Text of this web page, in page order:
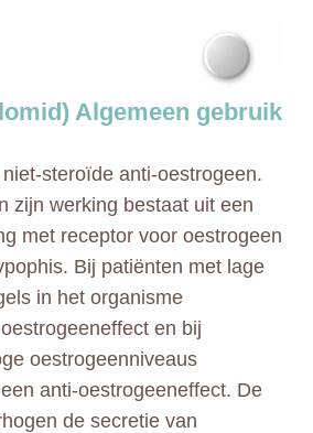
Algemeen gebruik
steroïde anti-oestrogeen.
zijn werking bestaat uit een
met receptor voor oestrogeen
Bij patiënten met lage
in het organisme
en bij
oestrogeenniveaus
anti-oestrogeeneffect. De
de secretie van